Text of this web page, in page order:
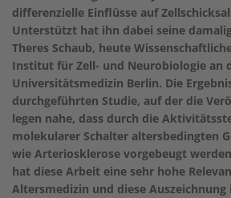
differenzielle Einflüsse auf
Unterstützt hat ihn dabei seine
Theres Schaub, heute
Institut für Zell- und Neurobiologie an
Universitätsmedizin Berlin. Die
durchgeführten Studie, auf der die
legen nahe, dass durch die
molekularer Schalter altersbedingten
wie Arteriosklerose vorgebeugt
hat diese Arbeit eine sehr hohe
Altersmedizin und diese